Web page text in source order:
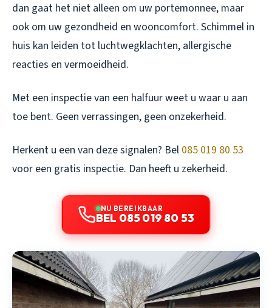
dan gaat het niet alleen om uw portemonnee, maar
ook om uw gezondheid en wooncomfort. Schimmel in
huis kan leiden tot luchtwegklachten, allergische
reacties en vermoeidheid.
Met een inspectie van een halfuur weet u waar u aan
toe bent. Geen verrassingen, geen onzekerheid.
Herkent u een van deze signalen? Bel 085 019 80 53
voor een gratis inspectie. Dan heeft u zekerheid.
NU BEREIKBAAR
BEL 085 019 80 53